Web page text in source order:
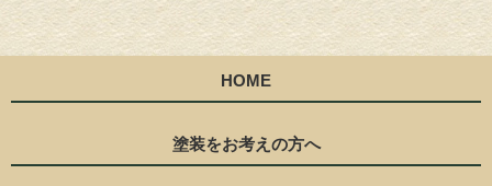
HOME
塗装をお考えの方へ